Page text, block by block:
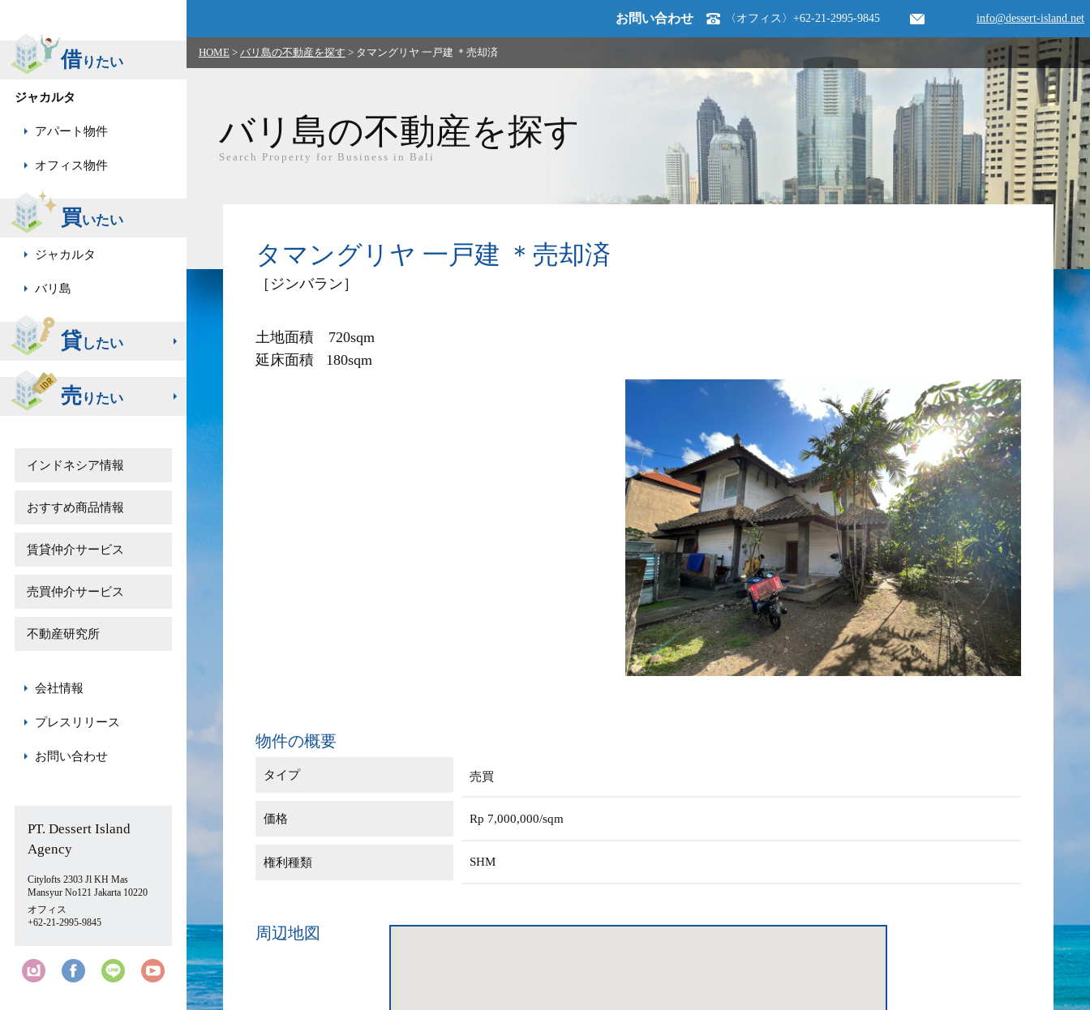
借りたい
ジャカルタ
アパート物件
オフィス物件
買いたい
ジャカルタ
バリ島
貸したい
売りたい
インドネシア情報
おすすめ商品情報
賃貸仲介サービス
売買仲介サービス
不動産研究所
会社情報
プレスリリース
お問い合わせ
PT. Dessert Island
Agency
Citylofts 2303 Jl KH Mas
Mansyur No121 Jakarta 10220
オフィス
+62-21-2995-9845
お問い合わせ 〈オフィス〉+62-21-2995-9845 info@dessert-island.net
HOME > バリ島の不動産を探す > タマングリヤ 一戸建 ＊売却済
バリ島の不動産を探す
Search Property for Business in Bali
タマングリヤ 一戸建 ＊売却済
［ジンバラン］
土地面積　720sqm
延床面積   180sqm
物件の概要
タイプ 売買
価格 Rp 7,000,000/sqm
権利種類 SHM
周辺地図